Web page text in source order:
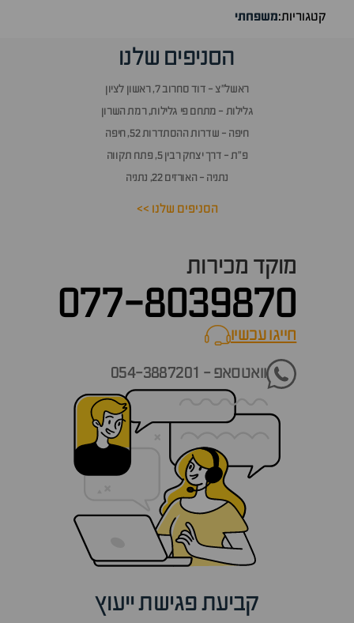
קטגוריות:משפחתי
הסניפים שלנו
ראשל״צ - דוד סחרוב 7, ראשון לציון
גלילות - מתחם פי גלילות, רמת השרון
חיפה - שדרות ההסתדרות 52, חיפה
פ״ת - דרך יצחק רבין 5, פתח תקווה
נתניה - האורזים 22, נתניה
הסניפים שלנו >>
מוקד מכירות
077-8039870
חייגו עכשיוcall now
וואטסאפ - 054-3887201
קביעת פגישת ייעוץ